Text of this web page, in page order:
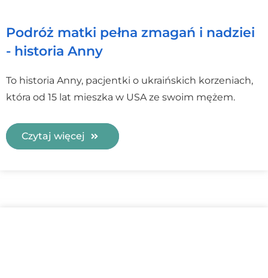
Podróż matki pełna zmagań i nadziei
- historia Anny
To historia Anny, pacjentki o ukraińskich korzeniach,
która od 15 lat mieszka w USA ze swoim mężem.
Czytaj więcej